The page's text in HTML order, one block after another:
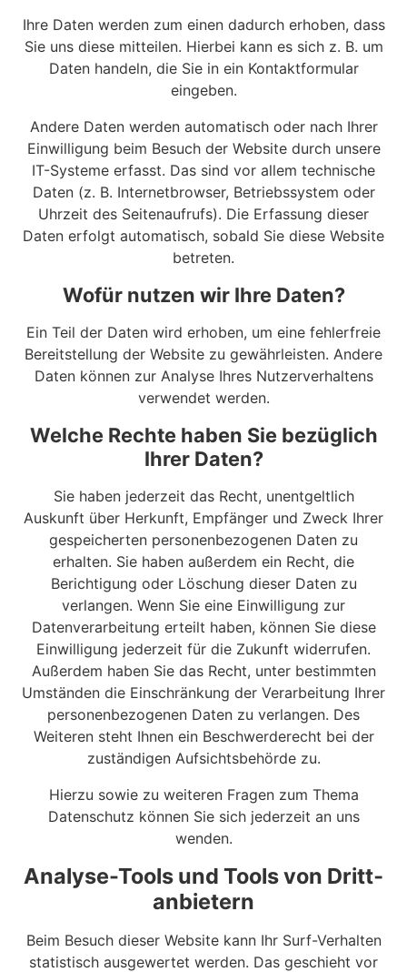
Ihre Daten werden zum einen dadurch erhoben, dass
Sie uns diese mitteilen. Hierbei kann es sich z. B. um
Daten handeln, die Sie in ein Kontaktformular
eingeben.
Andere Daten werden automatisch oder nach Ihrer
Einwilligung beim Besuch der Website durch unsere
IT-Systeme erfasst. Das sind vor allem technische
Daten (z. B. Internetbrowser, Betriebssystem oder
Uhrzeit des Seitenaufrufs). Die Erfassung dieser
Daten erfolgt automatisch, sobald Sie diese Website
betreten.
Wofür nutzen wir Ihre Daten?
Ein Teil der Daten wird erhoben, um eine fehlerfreie
Bereitstellung der Website zu gewährleisten. Andere
Daten können zur Analyse Ihres Nutzerverhaltens
verwendet werden.
Welche Rechte haben Sie bezüglich
Ihrer Daten?
Sie haben jederzeit das Recht, unentgeltlich
Auskunft über Herkunft, Empfänger und Zweck Ihrer
gespeicherten personenbezogenen Daten zu
erhalten. Sie haben außerdem ein Recht, die
Berichtigung oder Löschung dieser Daten zu
verlangen. Wenn Sie eine Einwilligung zur
Datenverarbeitung erteilt haben, können Sie diese
Einwilligung jederzeit für die Zukunft widerrufen.
Außerdem haben Sie das Recht, unter bestimmten
Umständen die Einschränkung der Verarbeitung Ihrer
personenbezogenen Daten zu verlangen. Des
Weiteren steht Ihnen ein Beschwerderecht bei der
zuständigen Aufsichtsbehörde zu.
Hierzu sowie zu weiteren Fragen zum Thema
Datenschutz können Sie sich jederzeit an uns
wenden.
Analyse-Tools und Tools von Dritt­
anbietern
Beim Besuch dieser Website kann Ihr Surf-Verhalten
statistisch ausgewertet werden. Das geschieht vor